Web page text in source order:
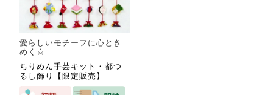
愛らしいモチーフに心とき
めく☆
ちりめん手芸キット・都つ
るし飾り【限定販売】